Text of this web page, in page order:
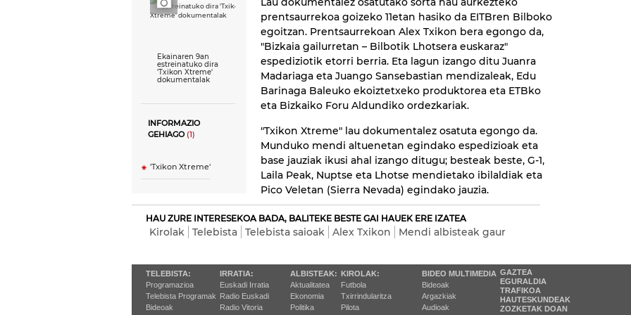
Ekainaren 9an
estreinatuko dira
'Txikon Xtreme'
dokumentalak
INFORMAZIO
GEHIAGO(1)
'Txikon Xtreme'
prentsaurrekoa goizeko 11etan hasiko da EITBren Bilboko
egoitzan. Prentsaurrekoan Alex Txikon bera egongo da,
"Bizkaia gailurretan – Bilbotik Lhotsera euskaraz"
espediziotik etorri berria. Eta lagun izango ditu Juanra
Madariaga eta Juango Sansebastian mendizaleak, Edu
Barinaga Baleuko ekoiztetxeko produktorea eta ETBko
eta Bizkaiko Foru Aldundiko ordezkariak.
"Txikon Xtreme" lau dokumentalez osatuta egongo da.
Munduko mendi altuenetan egindako espedizioak eta
base jauziak ikusi ahal izango ditugu; besteak beste, G-1,
Laila Peak, Nuptse eta Lhotse mendietako ibilaldiak eta
Pico Veletan (Sierra Nevada) egindako jauzia.
HAU ZURE INTERESEKOA BADA, BALITEKE BESTE GAI HAUEK ERE IZATEA
Kirolak Telebista Telebista saioak Alex Txikon Mendi albisteak gaur
TELEBISTA:
Programazioa
Telebista Programak
Bideoak
IRRATIA:
Euskadi Irratia
Radio Euskadi
Radio Vitoria
ALBISTEAK:
Aktualitatea
Ekonomia
Politika
KIROLAK:
Futbola
Txirrindularitza
Pilota
BIDEO MULTIMEDIA
Bideoak
Argazkiak
Audioak
GAZTEA
EGURALDIA
TRAFIKOA
HAUTESKUNDEAK
ZOZKETAK DOAN